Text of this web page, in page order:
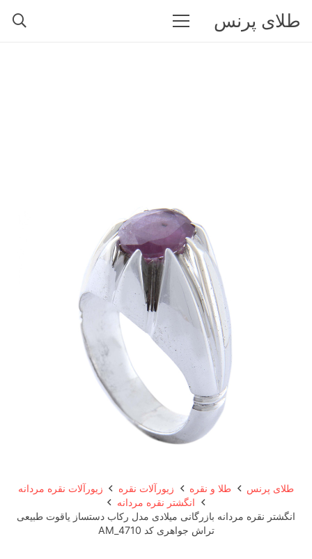
طلای پرنس
طلای پرنس طلا و نقره زیورآلات نقره
زیورآلات نقره مردانه
انگشتر نقره مردانه
انگشتر نقره مردانه بازرگانی میلادی مدل رکاب دستساز یاقوت طبیعی
تراش جواهری کد AM_4710